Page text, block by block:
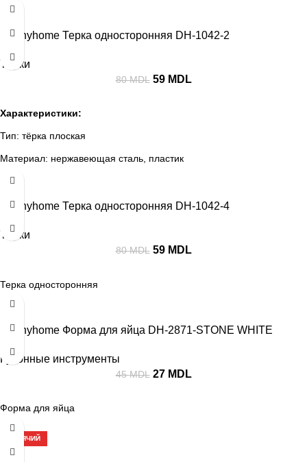
Цвет: серый / стальной
-26%
Dannyhome Терка односторонняя DH-1042-2
Тёрки
80MDL 59 MDL
Характеристики:
Тип: тёрка плоская
Материал: нержавеющая сталь, пластик
Цвет: серый / стальной
-26%
Dannyhome Терка односторонняя DH-1042-4
Тёрки
80MDL 59 MDL
Терка односторонняя
-40%
Dannyhome Форма для яйца DH-2871-STONE WHITE
Кухонные инструменты
45MDL 27 MDL
Форма для яйца
-19%
ГОРЯЧИЙ